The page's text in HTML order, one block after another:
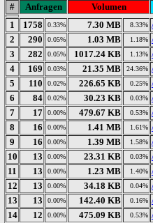
# Anfragen
Volumen
1
1758 0.33% 7.30 MB 8.33%
2
290 0.05% 1.03 MB 1.18%
3
282 0.05% 1017.24 KB 1.13%
4
169 0.03% 21.35 MB 24.36%
5
110 0.02% 226.65 KB 0.25%
6
84 0.02% 30.23 KB 0.03%
7
17 0.00% 479.67 KB 0.53%
8
16 0.00% 1.41 MB 1.61%
9
16 0.00% 1.39 MB 1.58%
10
13 0.00% 23.31 KB 0.03%
11
13 0.00% 1.23 MB 1.40%
12
13 0.00% 34.18 KB 0.04%
13
13 0.00% 142.40 KB 0.16%
14
12 0.00% 475.09 KB 0.53%